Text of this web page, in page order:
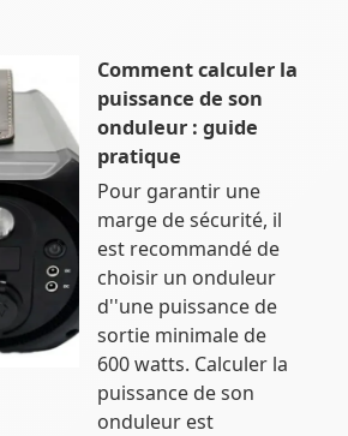
Comment calculer la
puissance de son
onduleur : guide
pratique
Pour garantir une
marge de sécurité, il
est recommandé de
choisir un onduleur
d''une puissance de
sortie minimale de
600 watts. Calculer la
puissance de son
onduleur est